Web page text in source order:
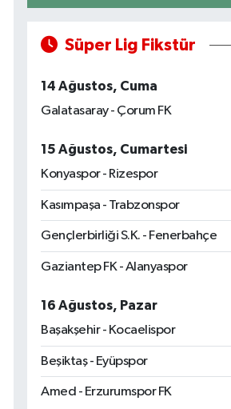
Süper Lig Fikstür
14 Ağustos, Cuma
Galatasaray - Çorum FK
15 Ağustos, Cumartesi
Konyaspor - Rizespor
Kasımpaşa - Trabzonspor
Gençlerbirliği S.K. - Fenerbahçe
Gaziantep FK - Alanyaspor
16 Ağustos, Pazar
Başakşehir - Kocaelispor
Beşiktaş - Eyüpspor
Amed - Erzurumspor FK